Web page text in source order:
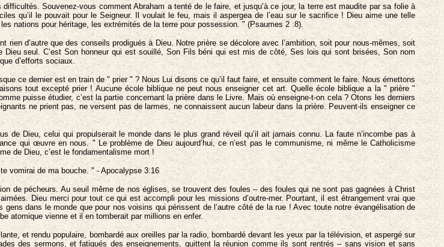
Souvenez-vous comment Abraham a tenté de le faire, et jusqu’à ce jour, la terre est maudite par sa folie à
qu’il le pouvait pour le Seigneur. Il voulait le feu, mais il aspergea de l’eau sur le sacrifice ! Dieu aime une telle
nations pour héritage, les extrémités de la terre pour possession. " (Psaumes 2 :8).
d’autre que des conseils prodigués à Dieu. Notre prière se décolore avec l’ambition, soit pour nous-mêmes, soit
seul. C’est Son honneur qui est souillé, Son Fils béni qui est mis de côté, Ses lois qui sont brisées, Son nom
d’efforts sociaux.
ce dernier est en train de " prier " ? Nous Lui disons ce qu’il faut faire, et ensuite comment le faire. Nous émettons
tout excepté prier ! Aucune école biblique ne peut nous enseigner cet art. Quelle école biblique a la " prière "
puisse étudier, c’est la partie concernant la prière dans le Livre. Mais où enseigne-t-on cela ? Otons les derniers
ne prient pas, ne versent pas de larmes, ne connaissent aucun labeur dans la prière. Peuvent-ils enseigner ce
de Dieu, celui qui propulserait le monde dans le plus grand réveil qu’il ait jamais connu. La faute n’incombe pas à
qui œuvre en nous. " Le problème de Dieu aujourd’hui, ce n’est pas le communisme, ni même le Catholicisme
de Dieu, c’est le fondamentalisme mort !
vomirai de ma bouche. " - Apocalypse 3:16
de pécheurs. Au seuil même de nos églises, se trouvent des foules – des foules qui ne sont pas gagnées à Christ
Dieu merci pour tout ce qui est accompli pour les missions d’outre-mer. Pourtant, il est étrangement vrai que
dans le monde que pour nos voisins qui périssent de l’autre côté de la rue ! Avec toute notre évangélisation de
atomique vienne et il en tomberait par millions en enfer.
et rendu populaire, bombardé aux oreilles par la radio, bombardé devant les yeux par la télévision, et aspergé sur
des sermons, et fatigués des enseignements, quittent la réunion comme ils sont rentrés – sans vision et sans